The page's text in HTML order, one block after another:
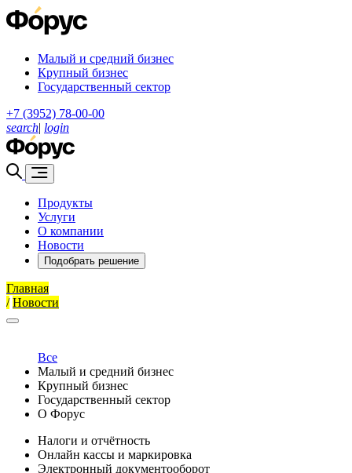
Малый и средний бизнес
Крупный бизнес
Государственный сектор
+7 (3952) 78-00-00
search| login
Продукты
Услуги
О компании
Новости
Подобрать решение
Главная
/ Новости
Все
Малый и средний бизнес
Крупный бизнес
Государственный сектор
О Форус
Налоги и отчётность
Онлайн кассы и маркировка
Электронный документооборот